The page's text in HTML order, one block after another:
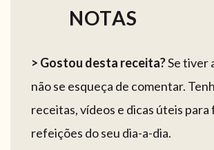
NOTAS
> Gostou desta receita?Se tiver
não se esqueça de comentar.
receitas, vídeos e dicas úteis para
refeições do seu dia-a-dia.